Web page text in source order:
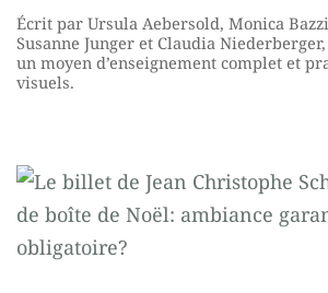
Écrit par Ursula Aebersold, Monica
Susanne Junger et Claudia
un moyen d’enseignement complet et
visuels.